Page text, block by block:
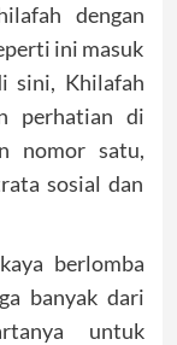
dengan
ini masuk
sini, Khilafah
perhatian di
nomor satu,
sosial dan
berlomba
banyak dari
untuk